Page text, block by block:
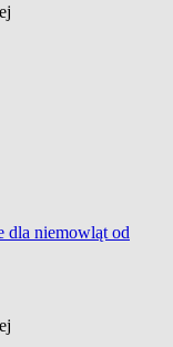
niemowląt od